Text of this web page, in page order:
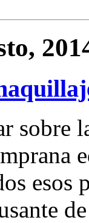
sobre
esos